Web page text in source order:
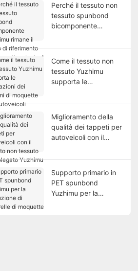
Perché il tessuto non
tessuto spunbond
bicomponente
punto di riferimento
per le applicazioni ad
alte prestazioni
Come il tessuto non
tessuto Yuzhimu
supporta le
di moquette per
autoveicoli
Miglioramento della
qualità dei tappeti per
autoveicoli con il
termolegato Yuzhimu
Supporto primario in
PET spunbond
Yuzhimu per la